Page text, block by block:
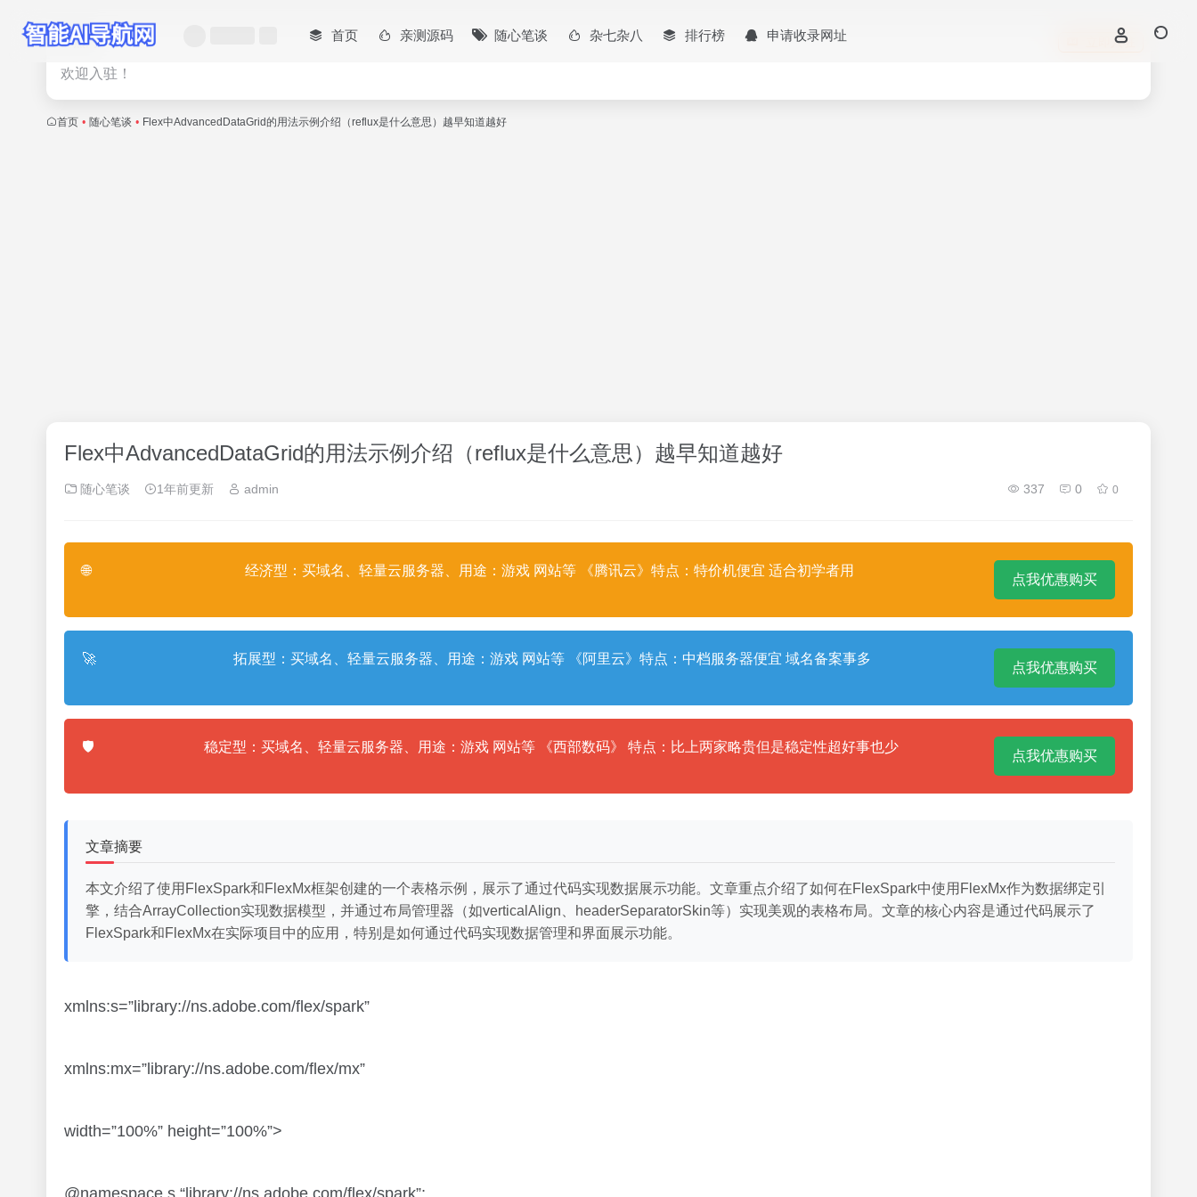
首页 亲测源码 随心笔谈 杂七杂八 排行榜 申请收录网址
热门 立即入驻
欢迎入驻！
首页 • 随心笔谈 • Flex中AdvancedDataGrid的用法示例介绍（reflux是什么意思）越早知道越好
Flex中AdvancedDataGrid的用法示例介绍（reflux是什么意思）越早知道越好
随心笔谈 1年前更新 admin 337 0 0
🌐 经济型：买域名、轻量云服务器、用途：游戏 网站等 《腾讯云》特点：特价机便宜 适合初学者用
点我优惠购买
🚀 拓展型：买域名、轻量云服务器、用途：游戏 网站等 《阿里云》特点：中档服务器便宜 域名备案事多
点我优惠购买
🛡️ 稳定型：买域名、轻量云服务器、用途：游戏 网站等 《西部数码》 特点：比上两家略贵但是稳定性超好事也少
点我优惠购买
文章摘要
本文介绍了使用FlexSpark和FlexMx框架创建的一个表格示例，展示了通过代码实现数据展示功能。文章重点介绍了如何在FlexSpark中使用FlexMx作为数据绑定引
擎，结合ArrayCollection实现数据模型，并通过布局管理器（如verticalAlign、headerSeparatorSkin等）实现美观的表格布局。文章的核心内容是通过代码展示了
FlexSpark和FlexMx在实际项目中的应用，特别是如何通过代码实现数据管理和界面展示功能。
xmlns:s=”library://ns.adobe.com/flex/spark”
xmlns:mx=”library://ns.adobe.com/flex/mx”
width=”100%” height=”100%”>
@namespace s “library://ns.adobe.com/flex/spark”;